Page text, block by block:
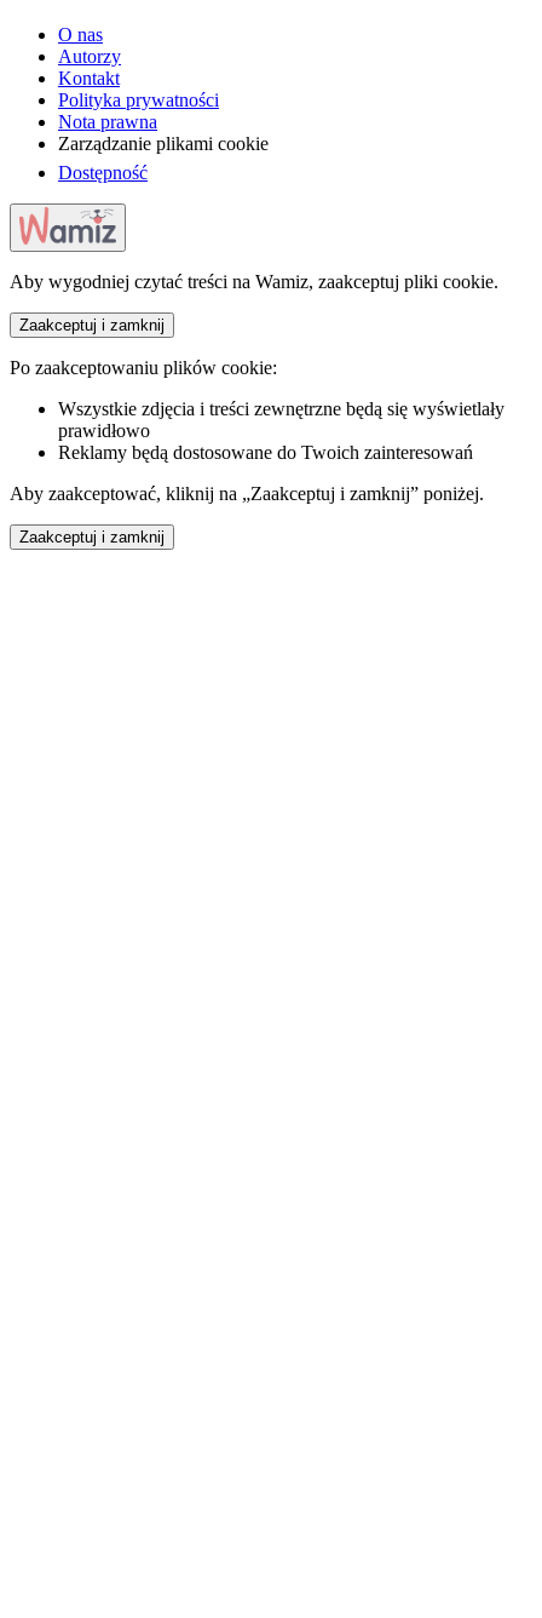
O nas
Autorzy
Kontakt
Polityka prywatności
Nota prawna
Zarządzanie plikami cookie
Dostępność
Aby wygodniej czytać treści na Wamiz, zaakceptuj pliki cookie.
Zaakceptuj i zamknij
Po zaakceptowaniu plików cookie:
Wszystkie zdjęcia i treści zewnętrzne będą się wyświetlały
prawidłowo
Reklamy będą dostosowane do Twoich zainteresowań
Aby zaakceptować, kliknij na „Zaakceptuj i zamknij” poniżej.
Zaakceptuj i zamknij